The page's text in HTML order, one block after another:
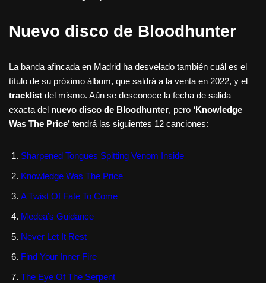
Nuevo disco de Bloodhunter
La banda afincada en Madrid ha desvelado también cuál es el
título de su próximo álbum, que saldrá a la venta en 2022, y el
tracklist del mismo. Aún se desconoce la fecha de salida
exacta del nuevo disco de Bloodhunter, pero ‘Knowledge
Was The Price’ tendrá las siguientes 12 canciones:
Sharpened Tongues Spitting Venom Inside
Knowledge Was The Price
A Twist Of Fate To Come
Medea’s Guidance
Never Let It Rest
Find Your Inner Fire
The Eye Of The Serpent